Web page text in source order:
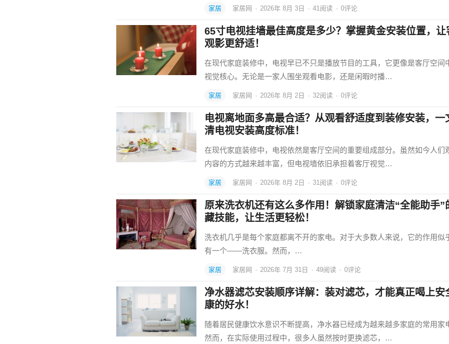
家居 家居网 · 2026年 8月 3日 · 41阅读 · 0评论
65寸电视挂墙最佳高度是多少？掌握黄金安装位置，让
观影更舒适！
在现代家庭装修中，电视早已不只是播放节目的工具，它更像是客厅空间
视觉核心。无论是一家人围坐观看电影，还是闲暇时播…
家居 家居网 · 2026年 8月 2日 · 32阅读 · 0评论
电视离地面多高最合适？从观看舒适度到装修安装，一
清电视安装高度标准！
在现代家庭装修中，电视依然是客厅空间的重要组成部分。虽然如今人们
内容的方式越来越丰富，但电视墙依旧承担着客厅视觉…
家居 家居网 · 2026年 8月 2日 · 31阅读 · 0评论
原来洗衣机还有这么多作用！解锁家庭清洁“全能助手”
藏技能，让生活更轻松！
洗衣机几乎是每个家庭都离不开的家电。对于大多数人来说，它的作用似
有一个——洗衣服。然而，…
家居 家居网 · 2026年 7月 31日 · 49阅读 · 0评论
净水器滤芯安装顺序详解：装对滤芯，才能真正喝上安
康的好水！
随着居民健康饮水意识不断提高，净水器已经成为越来越多家庭的常用家
然而，在实际使用过程中，很多人虽然按时更换滤芯，…